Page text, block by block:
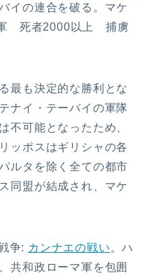
イの連合を破る。マケ
死者2000以上 捕虜
最も決定的な勝利とな
ナイ・テーバイの軍隊
不可能となったため、
ッポスはギリシャの各
ルタを除く全ての都市
同盟が結成され、マケ
争: カンナエの戦い 。ハ
共和政ローマ軍を包囲